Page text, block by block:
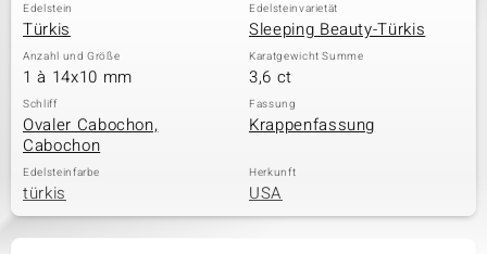
Edelstein
Türkis
Edelsteinvarietät
Sleeping Beauty-Türkis
Anzahl und Größe
1 à 14x10 mm
Karatgewicht Summe
3,6 ct
Schliff
Ovaler Cabochon,
Cabochon
Fassung
Krappenfassung
Edelsteinfarbe
türkis
Herkunft
USA